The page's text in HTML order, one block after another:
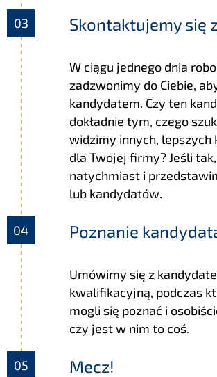
Skontaktujemy się
W ciągu jednego dnia
zadzwonimy do Ciebie,
kandydatem. Czy ten
dokładnie tym, czego
widzimy innych, lepszych
dla Twojej firmy? Jeśli
natychmiast i
lub kandydatów.
Poznanie
Umówimy się z
kwalifikacyjną, podczas
mogli się poznać i
czy jest w nim to coś.
Mecz!